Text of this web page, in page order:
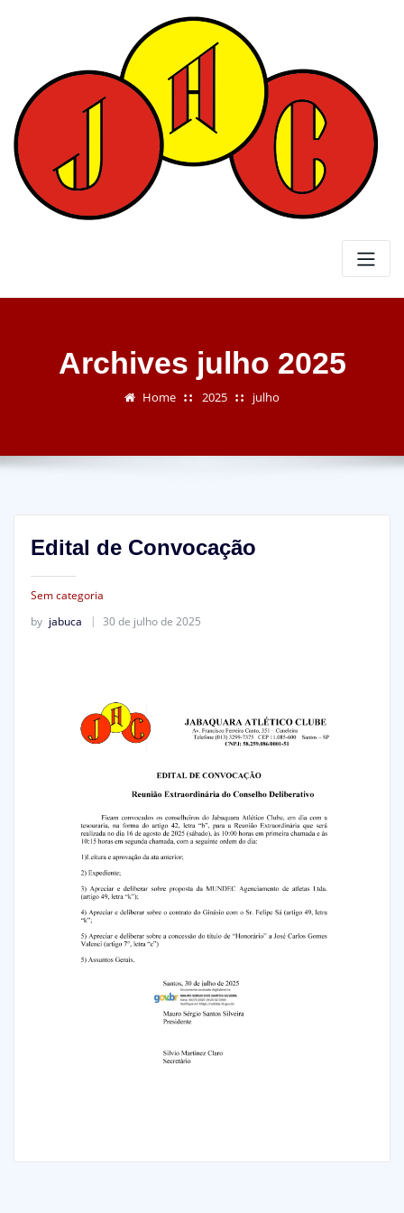
Archives julho 2025
Home 2025 julho
Edital de Convocação
Sem categoria
by jabuca 30 de julho de 2025